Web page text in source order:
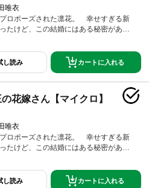
唯衣
ロポーズされた凛花。 幸せすぎる新
たけど、この結婚にはある秘密があっ
し読み カートに入れる
の花嫁さん【マイクロ】
唯衣
ロポーズされた凛花。 幸せすぎる新
たけど、この結婚にはある秘密があっ
し読み カートに入れる